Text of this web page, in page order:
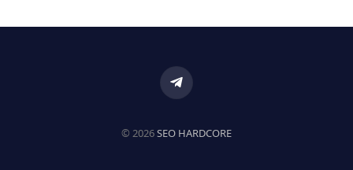
Telegram
© 2026SEO HARDCORE